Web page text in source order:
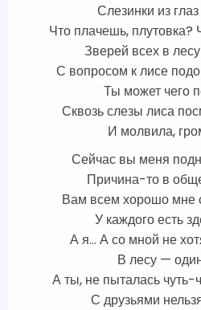
Слезинки из
Что плачешь, плутовка?
Зверей всех в
С вопросом к лисе
Ты может чего
Сквозь слезы лиса
И молвила,
Сейчас вы меня
Причина-то в
Вам всем хорошо мне
У каждого есть
А я… А со мной не
В лесу —
А ты, не пыталась чуть-
С друзьями